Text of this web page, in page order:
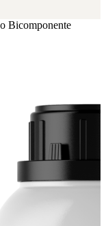
Bicomponente